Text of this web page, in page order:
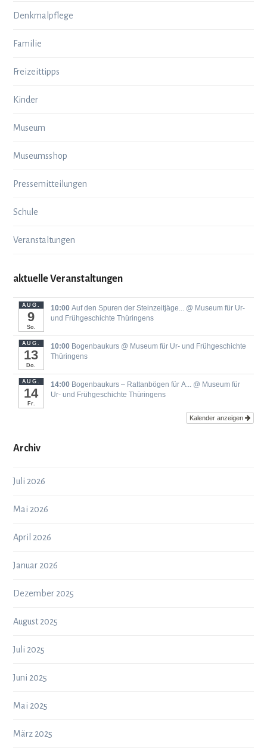
Denkmalpflege
Familie
Freizeittipps
Kinder
Museum
Museumsshop
Pressemitteilungen
Schule
Veranstaltungen
aktuelle Veranstaltungen
AUG.
9
So.
10:00 Auf den Spuren der Steinzeitjäge... @ Museum für Ur-
und Frühgeschichte Thüringens
AUG.
13
Do.
10:00 Bogenbaukurs @ Museum für Ur- und Frühgeschichte
Thüringens
AUG.
14
Fr.
14:00 Bogenbaukurs ‒ Rattanbögen für A... @ Museum für
Ur- und Frühgeschichte Thüringens
Kalender anzeigen
Archiv
Juli 2026
Mai 2026
April 2026
Januar 2026
Dezember 2025
August 2025
Juli 2025
Juni 2025
Mai 2025
März 2025